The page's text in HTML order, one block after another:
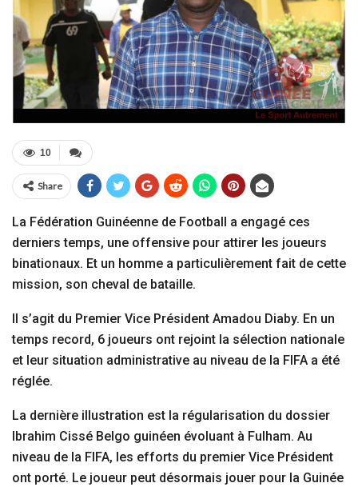
10
Share
La Fédération Guinéenne de Football a engagé ces
derniers temps, une offensive pour attirer les joueurs
binationaux. Et un homme a particulièrement fait de cette
mission, son cheval de bataille.
Il s’agit du Premier Vice Président Amadou Diaby. En un
temps record, 6 joueurs ont rejoint la sélection nationale
et leur situation administrative au niveau de la FIFA a été
réglée.
La dernière illustration est la régularisation du dossier
Ibrahim Cissé Belgo guinéen évoluant à Fulham. Au
niveau de la FIFA, les efforts du premier Vice Président
ont porté. Le joueur peut désormais jouer pour la Guinée